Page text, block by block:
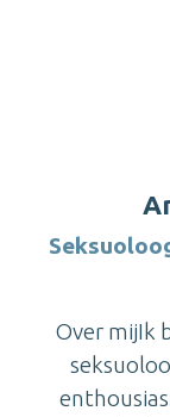
Over mijIk